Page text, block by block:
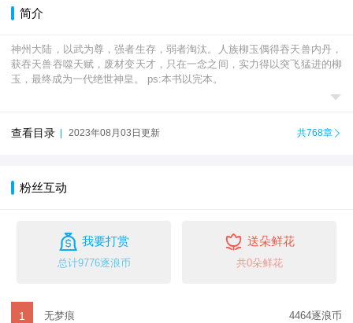
简介
神州大陆，以武为尊，强者生存，弱者淘汰。人族柳玉偶得吞天兽内丹，
获吞天兽吞噬天赋，废材变天才，只在一念之间，实力得以突飞猛进的柳
玉，最终成为一代绝世神皇。 ps:本书以完本。

查看目录 2023年08月03日更新 共768章 
粉丝互动
 我要打赏
总计9776逐浪币
 送朵鲜花
共0朵鲜花
1 无梦痕 4464逐浪币